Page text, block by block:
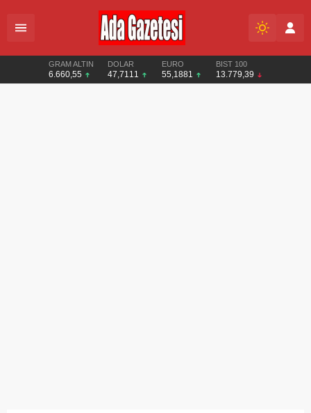
GRAM ALTIN
6.660,55
DOLAR
47,7111
EURO
55,1881
BIST 100
13.779,39